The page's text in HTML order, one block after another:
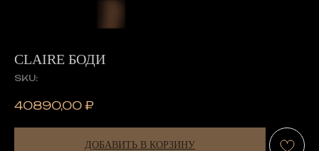
CLAIRE БОДИ
SKU:
40890,00 ₽
ДОБАВИТЬ В КОРЗИНУ